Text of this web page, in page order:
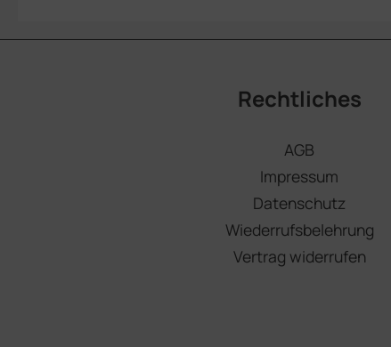
Rechtliches
AGB
Impressum
Datenschutz
Wiederrufsbelehrung
Vertrag widerrufen